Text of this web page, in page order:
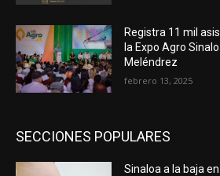
Registra 11 mil
la Expo Agro
Meléndrez
febrero 13, 2025
SECCIONES POPULARES
Sinaloa a la baja